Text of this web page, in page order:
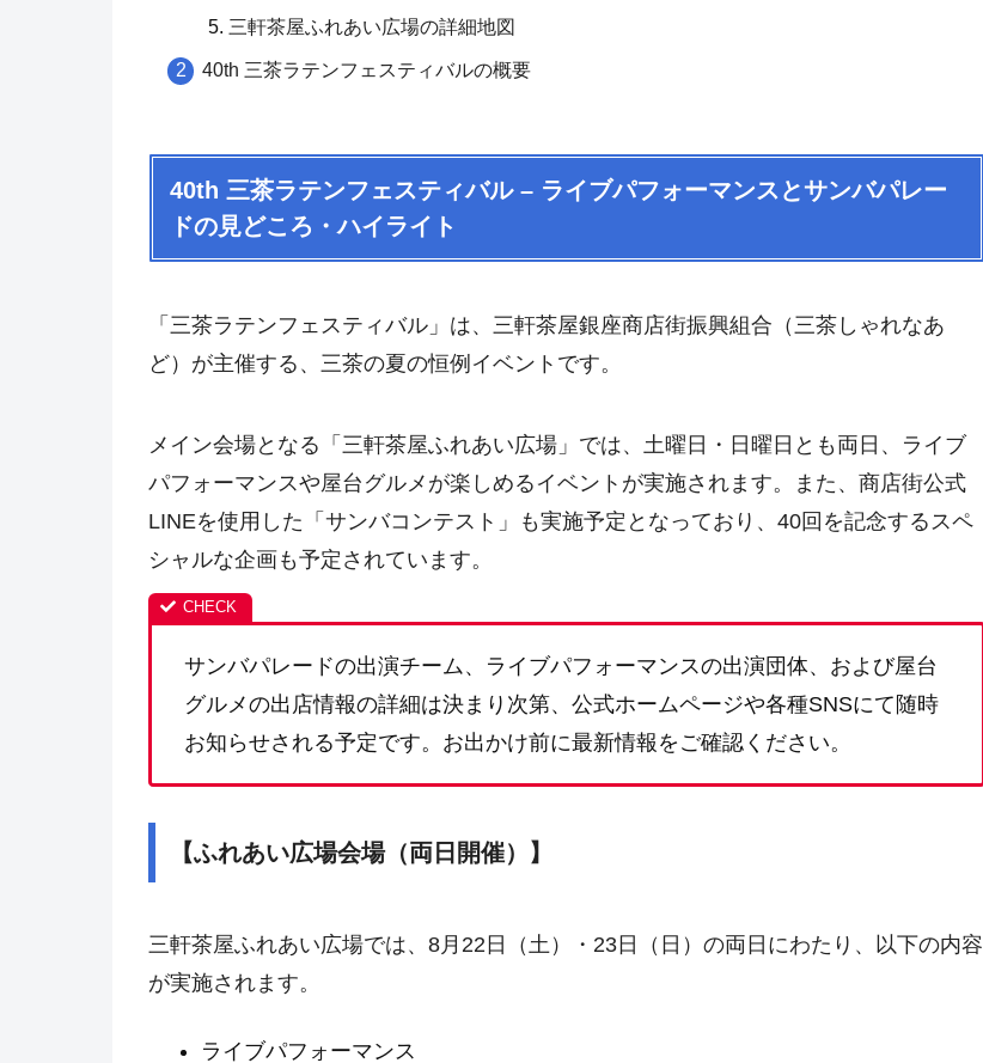
三軒茶屋ふれあい広場の詳細地図
40th 三茶ラテンフェスティバルの概要
40th 三茶ラテンフェスティバル – ライブパフォーマンスとサンバパレー
ドの見どころ・ハイライト
「三茶ラテンフェスティバル」は、三軒茶屋銀座商店街振興組合（三茶しゃれなあ
ど）が主催する、三茶の夏の恒例イベントです。
メイン会場となる「三軒茶屋ふれあい広場」では、土曜日・日曜日とも両日、ライブ
パフォーマンスや屋台グルメが楽しめるイベントが実施されます。また、商店街公式
LINEを使用した「サンバコンテスト」も実施予定となっており、40回を記念するスペ
シャルな企画も予定されています。
サンバパレードの出演チーム、ライブパフォーマンスの出演団体、および屋台
グルメの出店情報の詳細は決まり次第、公式ホームページや各種SNSにて随時
お知らせされる予定です。お出かけ前に最新情報をご確認ください。
【ふれあい広場会場（両日開催）】
三軒茶屋ふれあい広場では、8月22日（土）・23日（日）の両日にわたり、以下の内容
が実施されます。
ライブパフォーマンス